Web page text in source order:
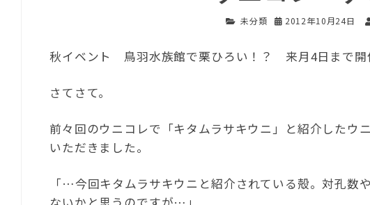
未分類 2012年10月24日
秋イベント 鳥羽水族館で栗ひろい！？ 来月4日まで開
さてさて。
前々回のウニコレで「キタムラサキウニ」と紹介したウ
いただきました。
「…今回キタムラサキウニと紹介されている殻。対孔数